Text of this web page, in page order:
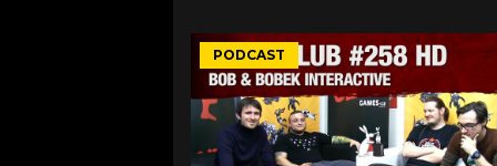
bavili naposledy. A s čím přispěli do
PODCAST